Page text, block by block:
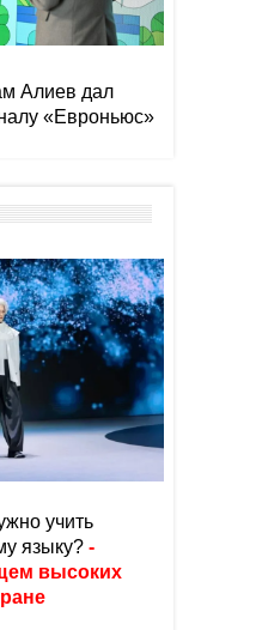
Алиев дал
«Евроньюс»
учить
языку? -
высоких